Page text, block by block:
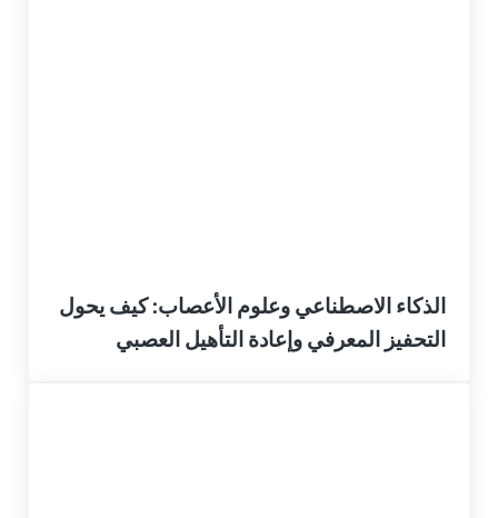
الذكاء الاصطناعي وعلوم الأعصاب: كيف يحول
التحفيز المعرفي وإعادة التأهيل العصبي